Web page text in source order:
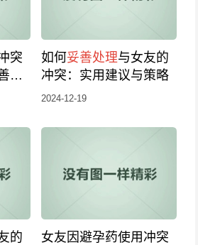
突
应
如何妥善处理与女友的
冲突：实用建议与策略
2024-12-19
的
女友因避孕药使用冲突